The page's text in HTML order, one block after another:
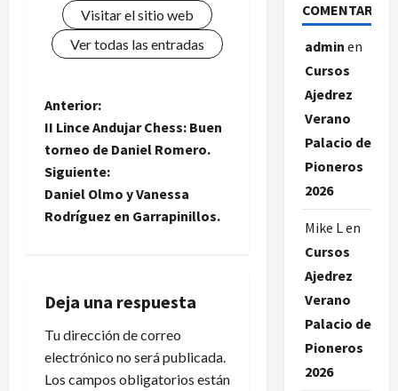
Visitar el sitio web
Ver todas las entradas
N
a
v
e
a
c
i
Anterior:
II Lince Andujar Chess: Buen
torneo de Daniel Romero.
Siguiente:
Daniel Olmo y Vanessa
Rodríguez en Garrapinillos.
Deja una respuesta
Tu dirección de correo
electrónico no será publicada.
Los campos obligatorios están
COMENTARIOS
admin en
Cursos
Ajedrez
Verano
Palacio de
Pioneros
2026
Mike Len
Cursos
Ajedrez
Verano
Palacio de
Pioneros
2026